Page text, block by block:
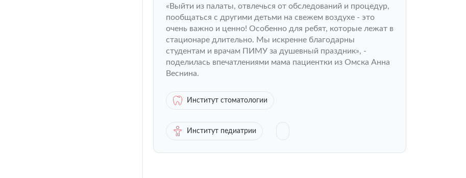
«Выйти из палаты, отвлечься от обследований и процедур,
пообщаться с другими детьми на свежем воздухе - это
очень важно и ценно! Особенно для ребят, которые лежат в
стационаре длительно. Мы искренне благодарны
студентам и врачам ПИМУ за душевный праздник», -
поделилась впечатлениями мама пациентки из Омска Анна
Веснина.
Институт стоматологии
Институт педиатрии